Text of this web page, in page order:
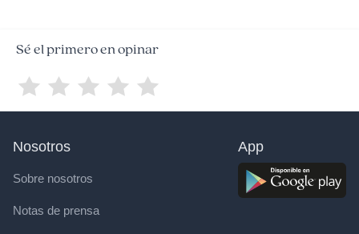
Sé el primero en opinar
Nosotros
Sobre nosotros
Notas de prensa
App